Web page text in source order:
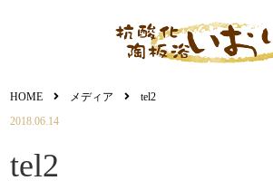
HOME メディア
tel2
2018.06.14
tel2